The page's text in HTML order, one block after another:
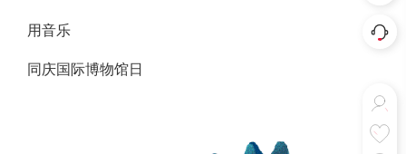
用音乐
同庆国际博物馆日